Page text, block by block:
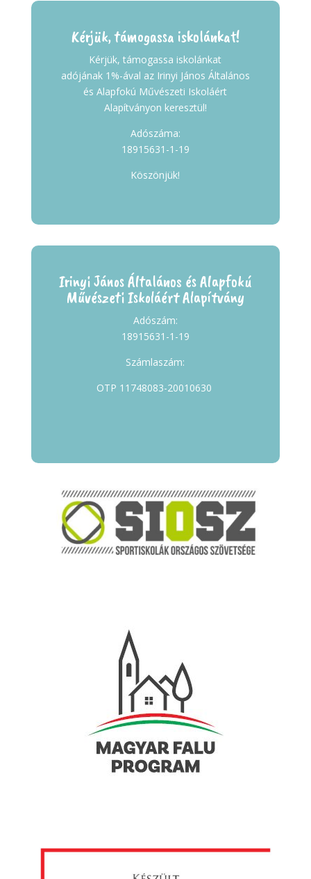
Kérjük, támogassa iskolánkat!
Kérjük, támogassa iskolánkat
adójának 1%-ával az Irinyi János Általános
és Alapfokú Művészeti Iskoláért
Alapítványon keresztül!
Adószáma:
18915631-1-19
Köszönjük!
Irinyi János Általános és Alapfokú
Művészeti Iskoláért Alapítvány
Adószám:
18915631-1-19
Számlaszám:
OTP 11748083-20010630